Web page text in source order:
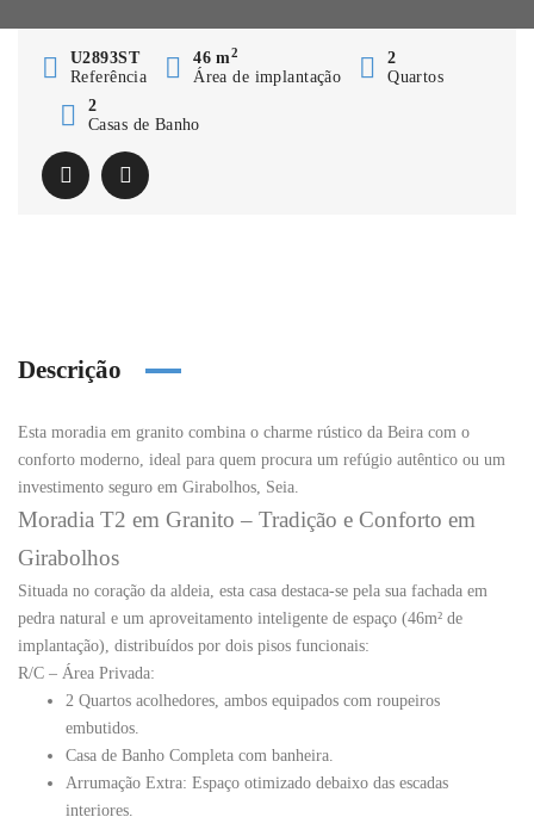
U2893ST
Referência
46 m2
Área de implantação
2
Quartos
2
Casas de Banho
Descrição
Esta moradia em granito combina o charme rústico da Beira com o
conforto moderno, ideal para quem procura um refúgio autêntico ou um
investimento seguro em Girabolhos, Seia.
Moradia T2 em Granito – Tradição e Conforto em
Girabolhos
Situada no coração da aldeia, esta casa destaca-se pela sua fachada em
pedra natural e um aproveitamento inteligente de espaço (46m² de
implantação), distribuídos por dois pisos funcionais:
R/C – Área Privada:
2 Quartos acolhedores, ambos equipados com roupeiros
embutidos.
Casa de Banho Completa com banheira.
Arrumação Extra: Espaço otimizado debaixo das escadas
interiores.